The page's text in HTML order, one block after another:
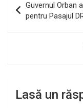
în
articole
Guvernul Orban
pentru Pasajul
Lasă un